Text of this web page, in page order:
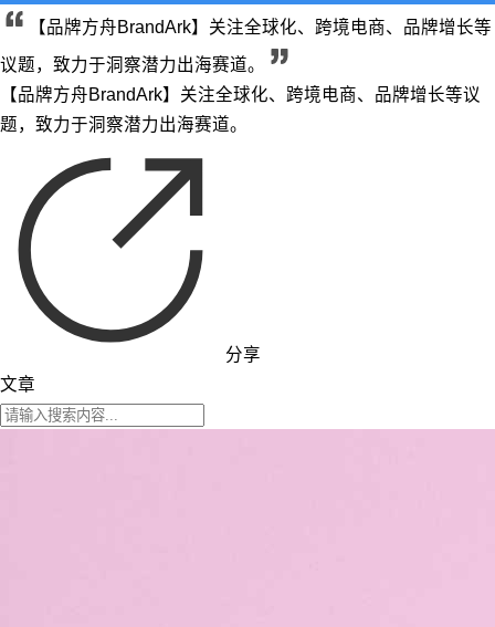
【品牌方舟BrandArk】关注全球化、跨境电商、品牌增长等
议题，致力于洞察潜力出海赛道。
【品牌方舟BrandArk】关注全球化、跨境电商、品牌增长等议
题，致力于洞察潜力出海赛道。
分享
文章